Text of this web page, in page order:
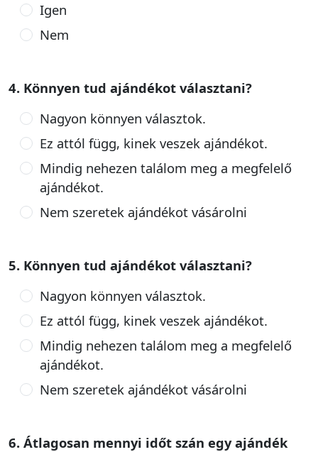
Igen
Nem
4. Könnyen tud ajándékot választani?
Nagyon könnyen választok.
Ez attól függ, kinek veszek ajándékot.
Mindig nehezen találom meg a megfelelő
ajándékot.
Nem szeretek ajándékot vásárolni
5. Könnyen tud ajándékot választani?
Nagyon könnyen választok.
Ez attól függ, kinek veszek ajándékot.
Mindig nehezen találom meg a megfelelő
ajándékot.
Nem szeretek ajándékot vásárolni
6. Átlagosan mennyi időt szán egy ajándék